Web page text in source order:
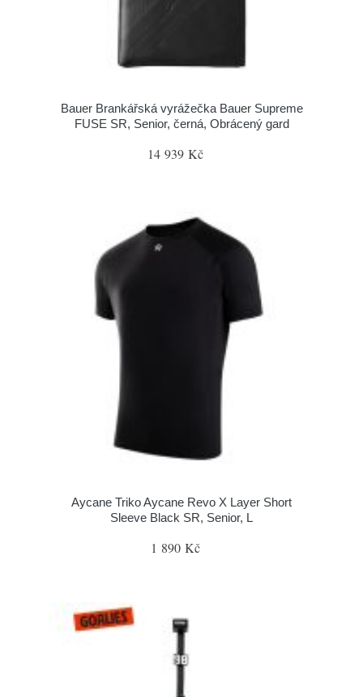
Bauer Brankářská vyrážečka Bauer Supreme
FUSE SR, Senior, černá, Obrácený gard
14 939 Kč
Aycane Triko Aycane Revo X Layer Short
Sleeve Black SR, Senior, L
1 890 Kč